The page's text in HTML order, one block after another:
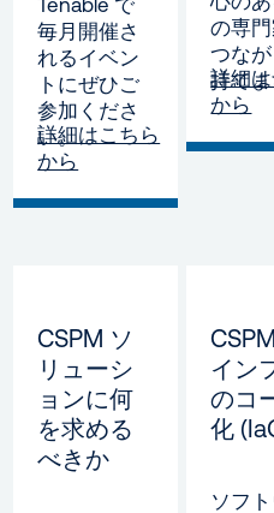
Tenable で
毎月開催さ
れるイベン
トにぜひご
参加くださ
い。
詳細はこちら
から
の専
つな
持て
詳細
から
CSPM ソ
リューシ
ョンに何
を求める
べきか
イン
のコ
化
ソフ